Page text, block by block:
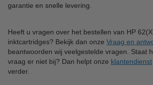
garantie en snelle levering.
Heeft u vragen over het bestellen van HP
inktcartridges? Bekijk dan onze Vraag en
beantwoorden wij veelgestelde vragen. Staat
vraag er niet bij? Dan helpt onze klantendienst
verder.